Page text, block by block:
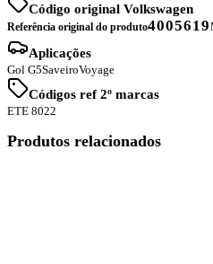
Código original Volkswagen
Referência original do produto4005619
Aplicações
Gol G5SaveiroVoyage
Códigos ref 2º marcas
ETE 8022
Produtos relacionados